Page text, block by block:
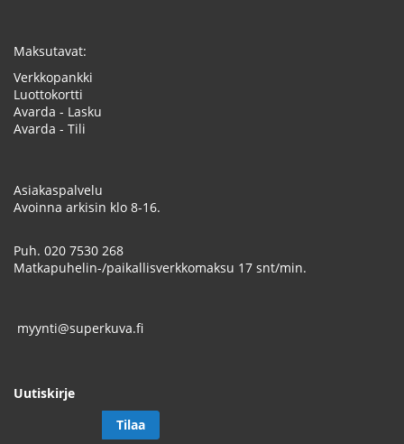
Maksutavat:
Verkkopankki
Luottokortti
Avarda - Lasku
Avarda - Tili
Asiakaspalvelu
Avoinna arkisin klo 8-16.
Puh. 020 7530 268
Matkapuhelin-/paikallisverkkomaksu 17 snt/min.
myynti@superkuva.fi
Uutiskirje
Tilaa